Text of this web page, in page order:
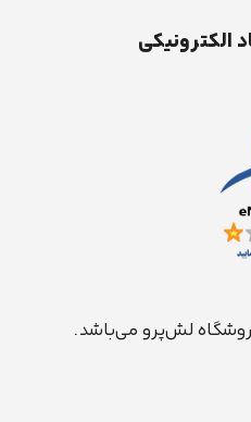
الکترونیکی
لش‌پرو می‌باشد.